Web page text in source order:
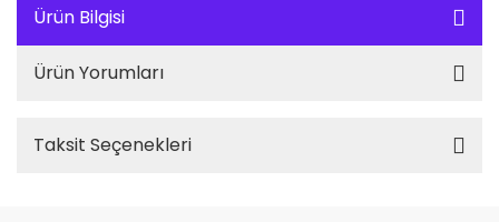
Ürün Bilgisi
Ürün Yorumları
Taksit Seçenekleri